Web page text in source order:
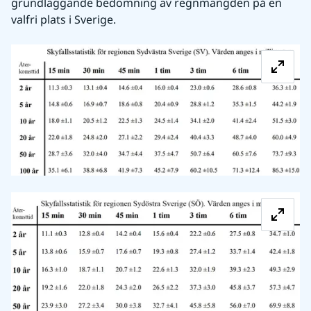
valfri plats i Sverige.